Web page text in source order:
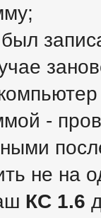
-
не на
КС 1.6